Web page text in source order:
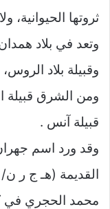
ثروتها الحيوانية،
وتعد في بلاد
وقبيلة بلاد
ومن الشرق قبيلة
قبيلة آنس .
وقد ورد اسم
القديمة (هـ ج ر
محمد الحجري في